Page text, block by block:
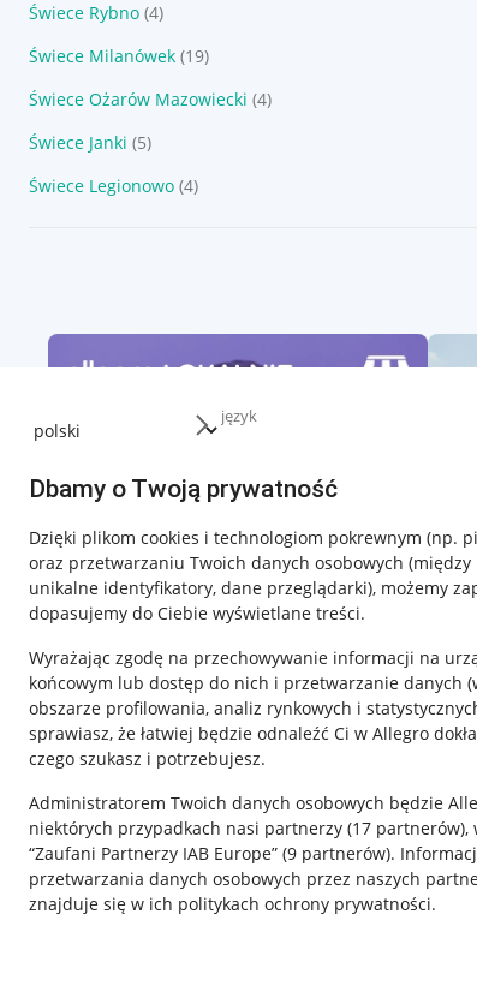
język
Dbamy o Twoją prywatność
Dzięki plikom cookies i technologiom pokrewnym (np.
oraz przetwarzaniu Twoich danych osobowych
unikalne identyfikatory, dane przeglądarki), możemy
dopasujemy do Ciebie wyświetlane treści.
Wyrażając zgodę na przechowywanie informacji na
końcowym lub dostęp do nich i przetwarzanie danych
obszarze profilowania, analiz rynkowych i
sprawiasz, że łatwiej będzie odnaleźć Ci w Allegro
czego szukasz i potrzebujesz.
Administratorem Twoich danych osobowych będzie
niektórych przypadkach nasi partnerzy (17 partnerów),
“Zaufani Partnerzy IAB Europe” (9 partnerów).
przetwarzania danych osobowych przez naszych
znajduje się w ich politykach ochrony prywatności.
Świece Rybno (4)
Świece Milanówek (19)
Świece Ożarów Mazowiecki (4)
Świece Janki (5)
Świece Legionowo (4)
Przydatne informacje
Jak to działa
Napisz do nas
Allegro Gadane dla sprzedających